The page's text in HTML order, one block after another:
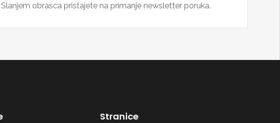
Slanjem obrasca pristajete na primanje newsletter poruka.
Stranice